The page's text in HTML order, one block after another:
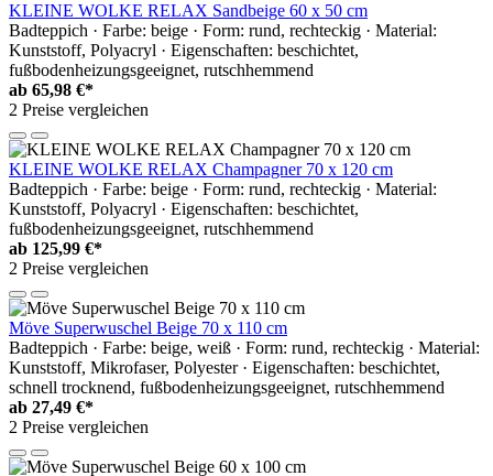
KLEINE WOLKE RELAX Sandbeige 60 x 50 cm
Badteppich · Farbe: beige · Form: rund, rechteckig · Material:
Kunststoff, Polyacryl · Eigenschaften: beschichtet,
fußbodenheizungsgeeignet, rutschhemmend
ab 65,98 €*
2 Preise vergleichen
KLEINE WOLKE RELAX Champagner 70 x 120 cm
Badteppich · Farbe: beige · Form: rund, rechteckig · Material:
Kunststoff, Polyacryl · Eigenschaften: beschichtet,
fußbodenheizungsgeeignet, rutschhemmend
ab 125,99 €*
2 Preise vergleichen
Möve Superwuschel Beige 70 x 110 cm
Badteppich · Farbe: beige, weiß · Form: rund, rechteckig · Material:
Kunststoff, Mikrofaser, Polyester · Eigenschaften: beschichtet,
schnell trocknend, fußbodenheizungsgeeignet, rutschhemmend
ab 27,49 €*
2 Preise vergleichen